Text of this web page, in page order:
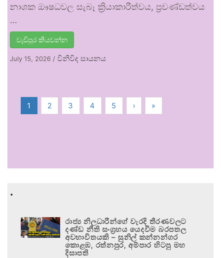
නාශක ඖෂධවල සැබෑ ක්‍රියාකාරීත්වය, ප්‍රචණ්ඩත්වය
…
වැඩිපුර කියවන්න
July 15, 2026 / විනිවිද සායනය
1 2 3 4 5 › »
.
රාජ්‍ය නිලධාරීන්ගේ වැරදි තීරණවලට
දණ්ඩ නීති සංග්‍රහය යෙදවීම බරපතල
අවභාවිතයකි – සුනිල් කන්නන්ගර
කොළඹ, රත්නපුර, අම්පාර හිටපු මහ
දිසාපති